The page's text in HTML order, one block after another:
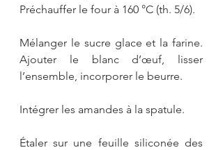
Préchauffer le four à 160 °C (th. 5/6).
Mélanger le sucre glace et la farine.
Ajouter le blanc d’œuf, lisser
l’ensemble, incorporer le beurre.
Intégrer les amandes à la spatule.
Étaler sur une feuille siliconée des